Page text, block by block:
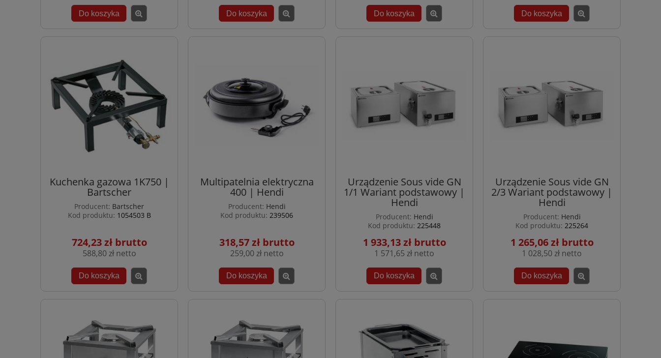
Do koszyka Do koszyka Do koszyka Do koszyka
Kuchenka gazowa 1K750 |
Bartscher
Producent: Bartscher
Kod produktu: 1054503 B
724,23 zł
588,80 zł
Do koszyka
Multipatelnia elektryczna
400 | Hendi
Producent: Hendi
Kod produktu: 239506
318,57 zł
259,00 zł
Do koszyka
Urządzenie Sous vide GN
1/1 Wariant podstawowy |
Hendi
Producent: Hendi
Kod produktu: 225448
1 933,13 zł
1 571,65 zł
Do koszyka
Urządzenie Sous vide GN
2/3 Wariant podstawowy |
Hendi
Producent: Hendi
Kod produktu: 225264
1 265,06 zł
1 028,50 zł
Do koszyka